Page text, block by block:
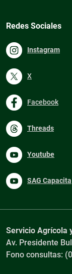
Redes Sociales
Instagram
X
Facebook
Threads
Youtube
SAG Capacita
Servicio Agrícola
Av. Presidente
Fono consultas: